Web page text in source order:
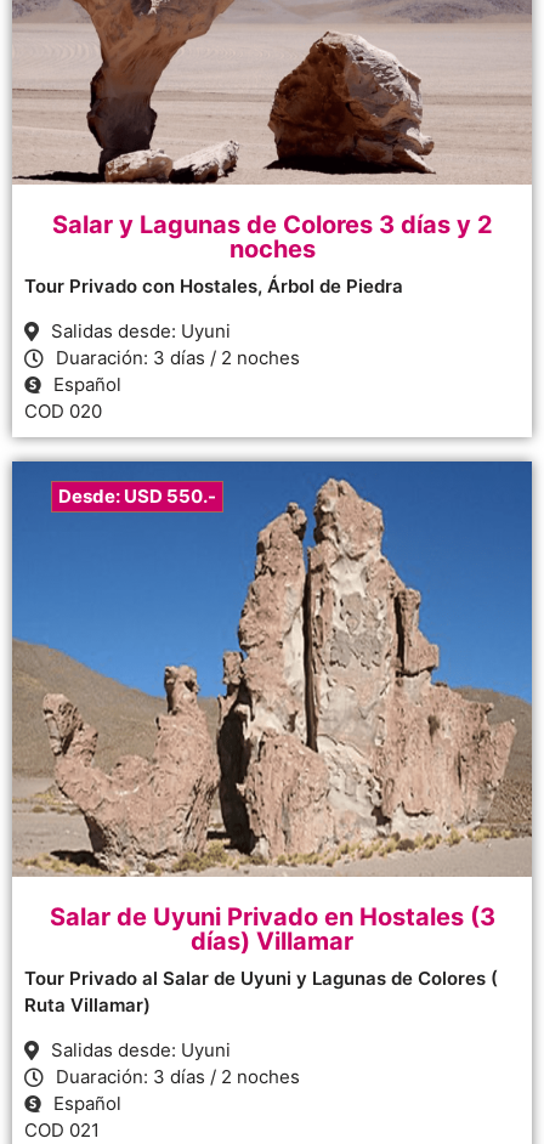
Salar y Lagunas de Colores 3 días y 2
noches
Tour Privado con Hostales, Árbol de Piedra
Salidas desde: Uyuni
Duaración: 3 días / 2 noches
Español
COD 020
Desde: USD 550.-
Salar de Uyuni Privado en Hostales (3
días) Villamar
Tour Privado al Salar de Uyuni y Lagunas de Colores (
Ruta Villamar)
Salidas desde: Uyuni
Duaración: 3 días / 2 noches
Español
COD 021